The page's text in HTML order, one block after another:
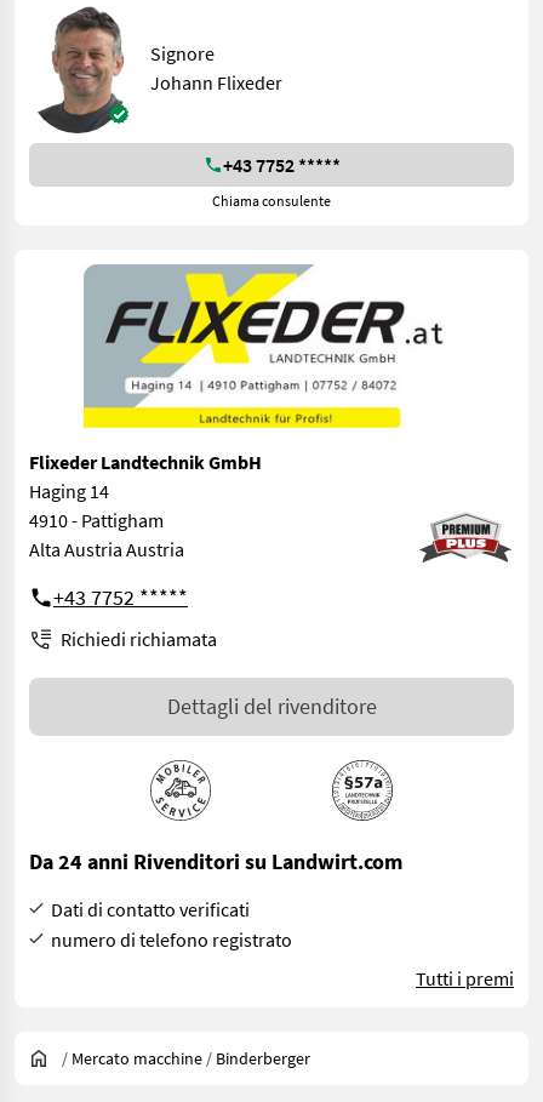
Signore
Johann Flixeder
+43 7752 *****
Chiama consulente
Flixeder Landtechnik GmbH
Haging 14
4910 - Pattigham
Alta Austria Austria
+43 7752 *****
Richiedi richiamata
Dettagli del rivenditore
Da 24 anni Rivenditori su Landwirt.com
Dati di contatto verificati
numero di telefono registrato
Tutti i premi
/ Mercato macchine / Binderberger